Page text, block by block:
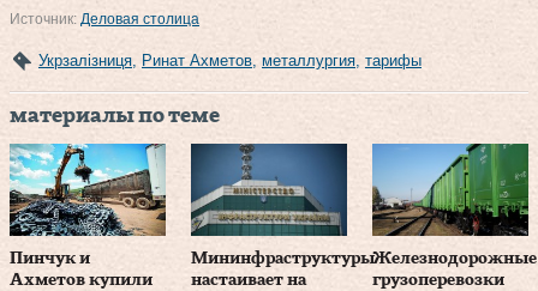
Источник: Деловая столица
Укрзалізниця Ринат Ахметов металлургия тарифы
материалы по теме
Пинчук и
Ахметов купили
Мининфраструктуры
настаивает на
Железнодорожные
грузоперевозки